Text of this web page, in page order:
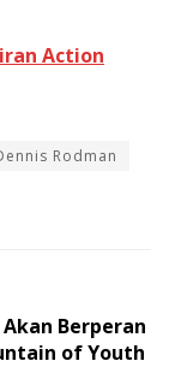
Action
Rodman
Berperan
of Youth